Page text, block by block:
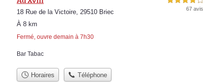
18 Rue de la Victoire, 29510 Briec
À 8 km
Fermé, ouvre demain à 7h30
67 avis
Bar Tabac
Horaires Téléphone